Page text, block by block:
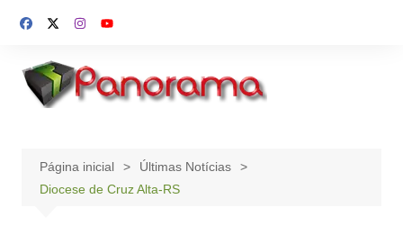
para
conteúdo
Página inicial
Últimas Notícias
Diocese de Cruz Alta-RS